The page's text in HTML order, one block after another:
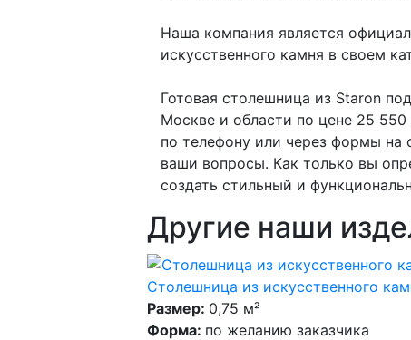
Наша компания является
искусственного камня в своем
Готовая столешница из Staron
Москве и области по цене 25
по телефону или через формы на
ваши вопросы. Как только вы
создать стильный и
Другие наши
Столешница из искусственного
Размер: 0,75 м²
Форма: по желанию заказчика